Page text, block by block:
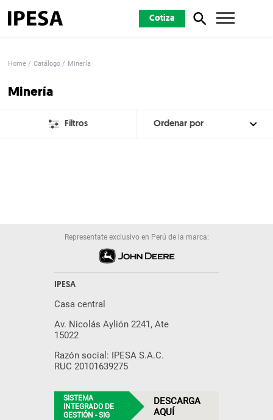
Cotiza
Home Catálogo Minería
Minería
Filtros
Representate exclusivo en Perú de la marca:
IPESA
Casa central
Av. Nicolás Aylión 2241, Ate
15022
Razón social: IPESA S.A.C.
RUC 20101639275
SISTEMA
INTEGRADO DE
GESTIÓN - SIG
DESCARGA
AQUÍ